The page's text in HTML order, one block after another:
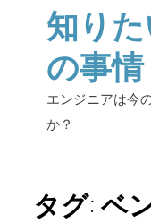
知りた
の事情
エンジニアは今
か？
タグ:ベ